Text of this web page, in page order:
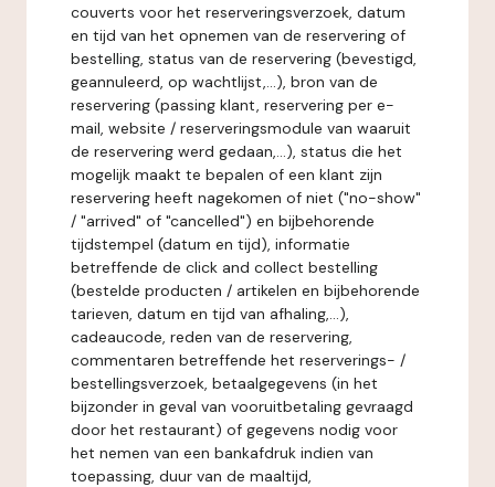
couverts voor het reserveringsverzoek, datum
en tijd van het opnemen van de reservering of
bestelling, status van de reservering (bevestigd,
geannuleerd, op wachtlijst,...), bron van de
reservering (passing klant, reservering per e-
mail, website / reserveringsmodule van waaruit
de reservering werd gedaan,...), status die het
mogelijk maakt te bepalen of een klant zijn
reservering heeft nagekomen of niet ("no-show"
/ "arrived" of "cancelled") en bijbehorende
tijdstempel (datum en tijd), informatie
betreffende de click and collect bestelling
(bestelde producten / artikelen en bijbehorende
tarieven, datum en tijd van afhaling,...),
cadeaucode, reden van de reservering,
commentaren betreffende het reserverings- /
bestellingsverzoek, betaalgegevens (in het
bijzonder in geval van vooruitbetaling gevraagd
door het restaurant) of gegevens nodig voor
het nemen van een bankafdruk indien van
toepassing, duur van de maaltijd,